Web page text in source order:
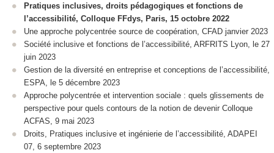
Pratiques inclusives, droits pédagogiques et fonctions de
l’accessibilité, Colloque FFdys, Paris, 15 octobre 2022
Une approche polycentrée source de coopération, CFAD janvier 2023
Société inclusive et fonctions de l’accessibilité, ARFRITS Lyon, le 27
juin 2023
Gestion de la diversité en entreprise et conceptions de l’accessibilité,
ESPA, le 5 décembre 2023
Approche polycentrée et intervention sociale : quels glissements de
perspective pour quels contours de la notion de devenir Colloque
ACFAS, 9 mai 2023
Droits, Pratiques inclusive et ingénierie de l’accessibilité, ADAPEI
07, 6 septembre 2023